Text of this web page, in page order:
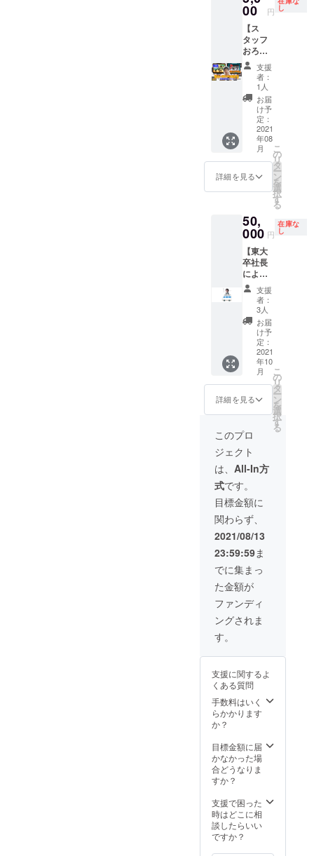
像は使
を得て
おりま
す
サーと
して名
前を読
みま
す。 ＜
youtub
eライブ
で配信
する18
番組＞
開始時
間 番
組名
13:00
エクス
トリー
ゲスト
トーク
15:00
リス
ナープ
レゼン
ト買い
出し
（外
出）
17:00
実況！
解説！
知らな
技！
18:00
トーク
事）
19:00
100%
21:00
ゲスト
トーク
②
22:00
悪口
night
1:00
ちょい
ため
3:00 ？
4:00 東
食レポ
（朝
食）ス
トック
ホルム
8:00 真
話 9:00
続・ひ
が史
トーク
③ （番
組内容
と時間
プ権で
す。 支
援して
くだ
さった
方のお
名前を
事前に
頂戴
し、使
うたび
に「●●
さんか
らの酸
素で
す」と
す。 ※
備考欄
に記載
ご希望
のお名
前をご
記入く
ださい
※リター
ンの画
像は使
用許可
を得て
おりま
00 円 し
【ス
タッフ
おろち
による
画像作
成】 24
時間ラ
ジオの
企画、
サムネ
イル作
成を
行って
いるス
タッフ
おろち
youtub
eの企画
&サムネ
作成（1
回分）
をしま
す。 ※
内容は
別途連
絡させ
て頂
き、企
画させ
て頂き
ます ※
当リ
ターン
いる画
像は全
ておろ
ちが作
成した
もので
す ※リ
ターン
の画像
は使用
許可を
得てお
ります
※お送り
したサ
ムネイ
ルの権
利は支
となり
支援
者：
1人
お届
け予
定：
2021
年08
月
詳細を見る
こ
の
リ
タ
ー
ン
を
選
択
す
る
50,
000 円
在庫な
し
【東大
卒社長
による
コンサ
ル】 東
大卒で
現在は
研修会
社の社
長をし
ている
ひがし
が、最
大5時間
の相談
（人生
相談、
ビジネ
ス相
談）に
乗りま
す。 ※
相談方
法（オ
ンライ
ンかオ
フライ
ンか
等）は
別途
メッ
セージ
にてや
り取り
す ※日
2021年
10月頃
を予定
※対応可
能場所
近郊
（要相
談） ※
リター
像は使
用許可
を得て
おりま
支援
者：
3人
お届
け予
定：
2021
年10
月
詳細を見る
こ
の
リ
タ
ー
ン
を
選
択
す
る
このプロ
ジェクト
は、 All-In方
式です。
目標金額に
関わらず、
2021/08/13
23:59:59ま
でに集まっ
た金額が
ファンディ
ングされま
す。
支援に関するよ
くある質問
手数料はいく
らかかります
か？
目標金額に届
かなかった場
合どうなりま
すか？
支援で困った
時はどこに相
談したらいい
ですか？